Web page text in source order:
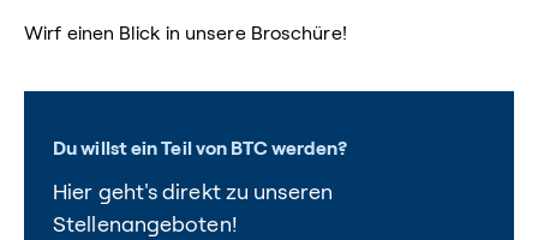
Wirf einen Blick in unsere Broschüre!
Du willst ein Teil von BTC werden?
Hier geht's direkt zu unseren
Stellenangeboten!